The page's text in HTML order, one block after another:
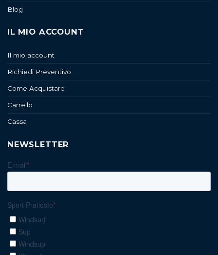
Blog
IL MIO ACCOUNT
Il mio account
Richiedi Preventivo
Come Acquistare
Carrello
Cassa
NEWSLETTER